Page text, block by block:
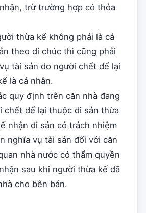
trừ trường hợp có thỏa
thừa kế không phải là cá
theo di chúc thì cũng phải
tài sản do người chết để lại
là cá nhân.
quy định trên căn nhà đang
chết để lại thuộc di sản thừa
nhận di sản có trách nhiệm
nghĩa vụ tài sản đối với căn
nhà nước có thẩm quyền
sau khi người thừa kế đã
cho bên bán.